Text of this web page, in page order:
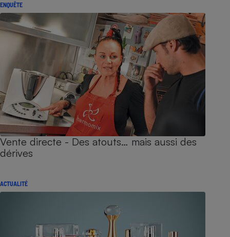
ENQUÊTE
Vente directe - Des atouts… mais aussi des
dérives
ACTUALITÉ